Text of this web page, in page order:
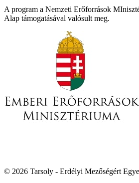
A program a Nemzeti Erőforrások
Alap támogatásával valósult meg.
© 2026 Tarsoly - Erdélyi Mezőségért